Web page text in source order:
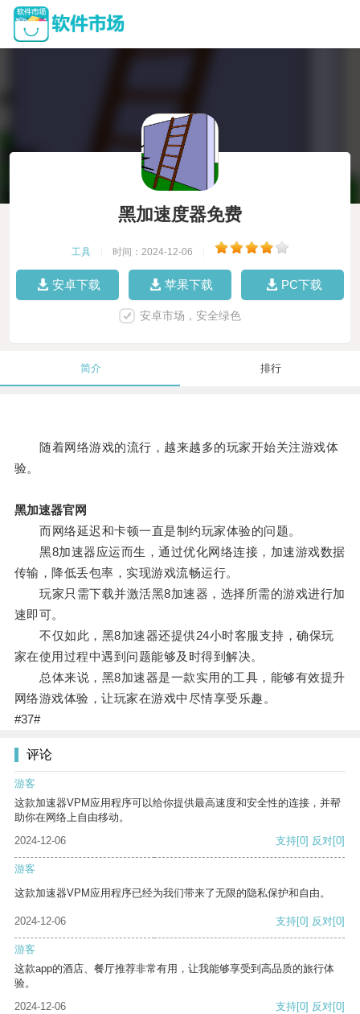
黑加速度器免费
工具 时间：2024-12-06
安卓下载 苹果下载 PC下载
安卓市场，安全绿色
简介 排行
随着网络游戏的流行，越来越多的玩家开始关注游戏体
验。
黑加速器官网
而网络延迟和卡顿一直是制约玩家体验的问题。
黑8加速器应运而生，通过优化网络连接，加速游戏数据
传输，降低丢包率，实现游戏流畅运行。
玩家只需下载并激活黑8加速器，选择所需的游戏进行加
速即可。
不仅如此，黑8加速器还提供24小时客服支持，确保玩
家在使用过程中遇到问题能够及时得到解决。
总体来说，黑8加速器是一款实用的工具，能够有效提升
网络游戏体验，让玩家在游戏中尽情享受乐趣。
#37#
评论
游客
这款加速器VPM应用程序可以给你提供最高速度和安全性的连接，并帮
助你在网络上自由移动。
2024-12-06
支持[0] 反对[0]
游客
这款加速器VPM应用程序已经为我们带来了无限的隐私保护和自由。
2024-12-06 支持[0] 反对[0]
游客
这款app的酒店、餐厅推荐非常有用，让我能够享受到高品质的旅行体
验。
2024-12-06
支持[0] 反对[0]